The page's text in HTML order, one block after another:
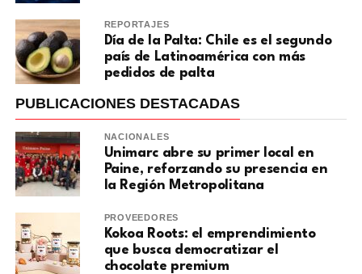
REPORTAJES
Día de la Palta: Chile es el segundo
país de Latinoamérica con más
pedidos de palta
PUBLICACIONES DESTACADAS
NACIONALES
Unimarc abre su primer local en
Paine, reforzando su presencia en
la Región Metropolitana
PROVEEDORES
Kokoa Roots: el emprendimiento
que busca democratizar el
chocolate premium